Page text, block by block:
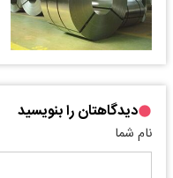
دیدگاهتان را بنویسید
نام شما